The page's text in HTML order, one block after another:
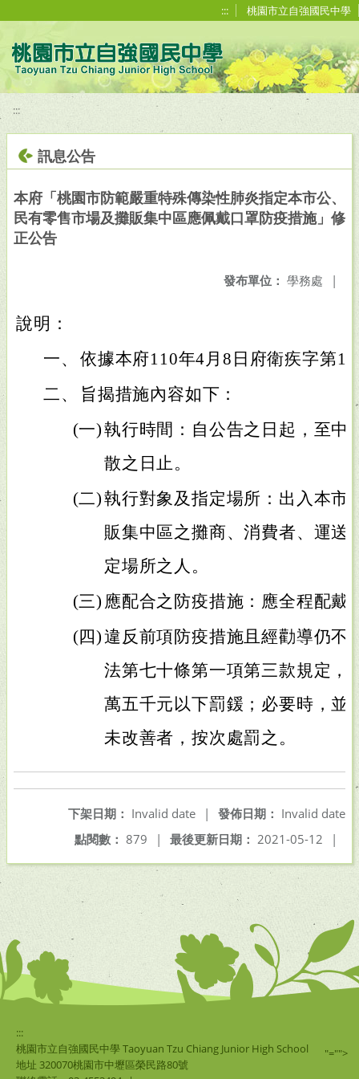
::: 桃園市立自強國民中學
:::
訊息公告
本府「桃園市防範嚴重特殊傳染性肺炎指定本市公、
民有零售市場及攤販集中區應佩戴口罩防疫措施」修
正公告
發布單位： 學務處 |
說明：
一、 依據本府110年4月8日府衛疾字第
二、
旨揭措施內容如下：
(一)執行時間：自公告之日起，至中
散之日止。
(二)執行對象及指定場所：出入本市
販集中區之攤商、消費者、運送
定場所之人。
(三) 應配合之防疫措施：應全程配戴
(四)違反前項防疫措施且經勸導仍不
法第七十條第一項第三款規定，
萬五千元以下罰鍰；必要時，並
未改善者，按次處罰之。
發佈日期： Invalid date
下架日期： Invalid date
|
最後更新日期： 2021-05-12 |
點閱數： 879 |
:::
桃園市立自強國民中學 Taoyuan Tzu Chiang Junior High School
地址 320070桃園市中壢區榮民路80號
"="">